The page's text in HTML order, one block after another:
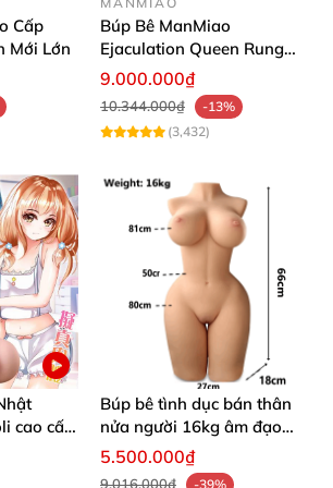
học: 2.000.000đ
2.000.000đ
Cấp
Mới Lớn
Búp Bê ManMiao
Ejaculation Queen Rung
Cảm Biến Sưởi Ấm Xuất
9.000.000₫
10.344.000₫
-13%
(3,432)
cao cấp
Búp bê tình dục bán thân
nửa người 16kg âm đạo
silicon khít hồng có khung
5.500.000₫
9.016.000₫ -39%